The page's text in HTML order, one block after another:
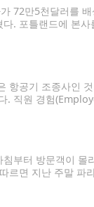
72만5천달러를
. 포틀랜드에 본사
항공기 조종사인
. 직원 경험
부터 방문객이 몰
르면 지난 주말 파